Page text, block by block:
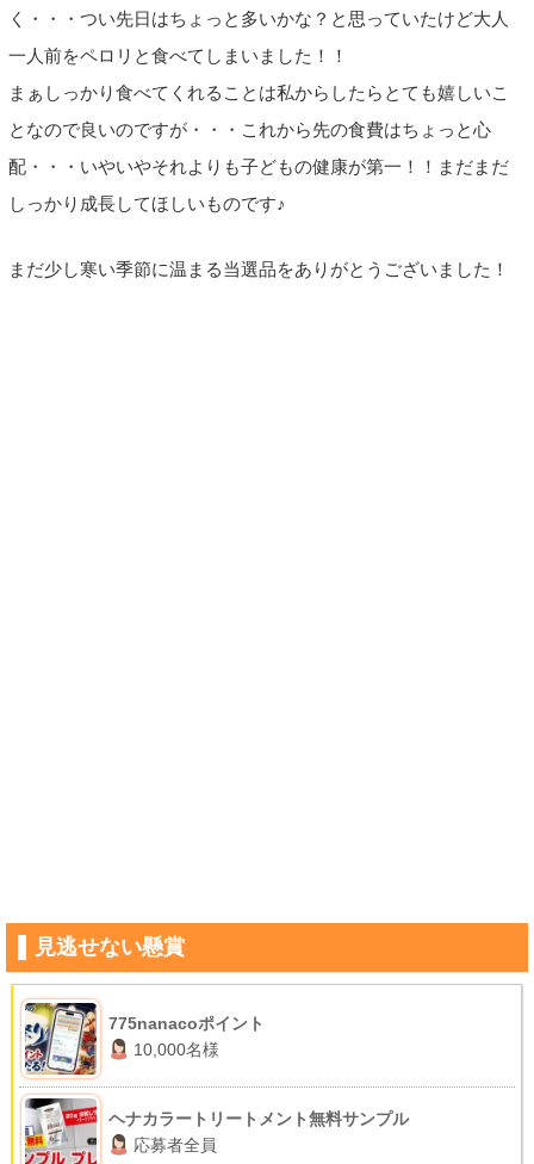
く・・・つい先日はちょっと多いかな？と思っていたけど大人
一人前をペロリと食べてしまいました！！
まぁしっかり食べてくれることは私からしたらとても嬉しいこ
となので良いのですが・・・これから先の食費はちょっと心
配・・・いやいやそれよりも子どもの健康が第一！！まだまだ
しっかり成長してほしいものです♪
まだ少し寒い季節に温まる当選品をありがとうございました！
見逃せない懸賞
775nanacoポイント
10,000名様
ヘナカラートリートメント無料サンプル
応募者全員